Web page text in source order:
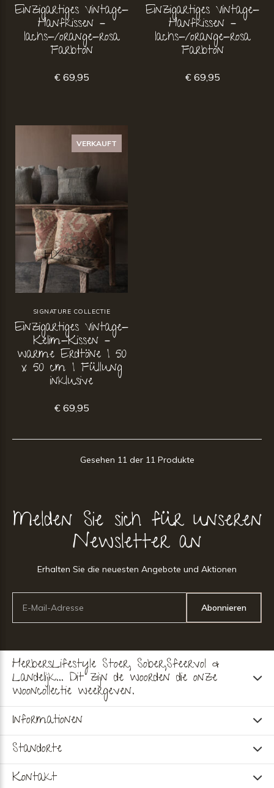
Einzigartiges Vintage-
Hanfkissen –
lachs-/orange-rosa
Farbton
€ 69,95
Einzigartiges Vintage-
Hanfkissen –
lachs-/orange-rosa
Farbton
€ 69,95
VERKAUFT
SIGNATURE COLLECTIE
Einzigartiges Vintage-
Kelim-Kissen –
warme Erdtöne | 50
x 50 cm | Füllung
inklusive
€ 69,95
Gesehen 11 der 11 Produkte
Melden Sie sich für unseren
Newsletter an
Erhalten Sie die neuesten Angebote und Aktionen
Abonnieren
HerbersLifestyle Stoer, Sober,Sfeervol &
Landelijk... Dit zijn de woorden die onze
wooncollectie weergeven.
Informationen
Standorte
Kontakt